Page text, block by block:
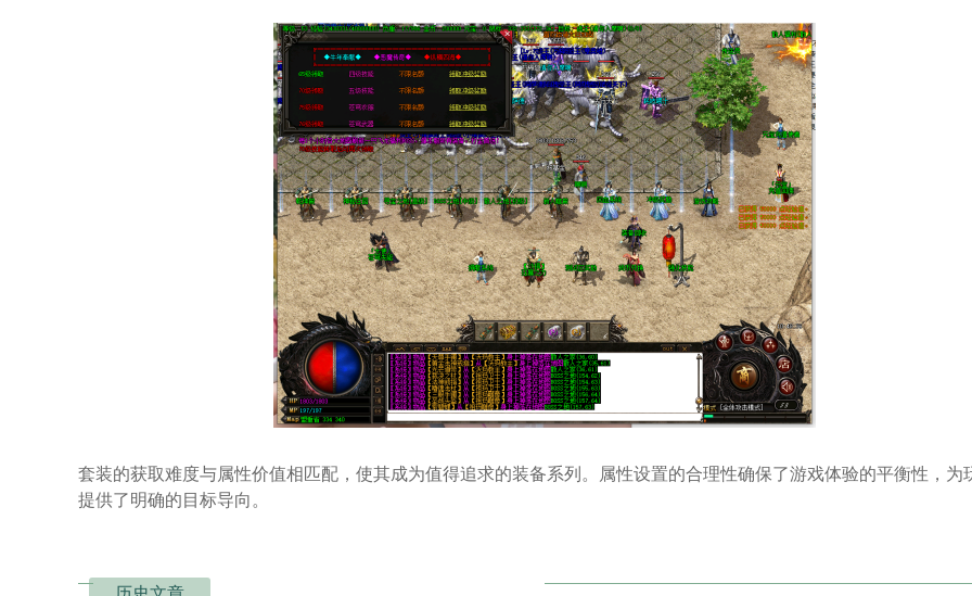
套装的获取难度与属性价值相匹配，使其成为值得追求的装备系列。属性设置的合理性确保了游戏体验的平衡性，为
提供了明确的目标导向。